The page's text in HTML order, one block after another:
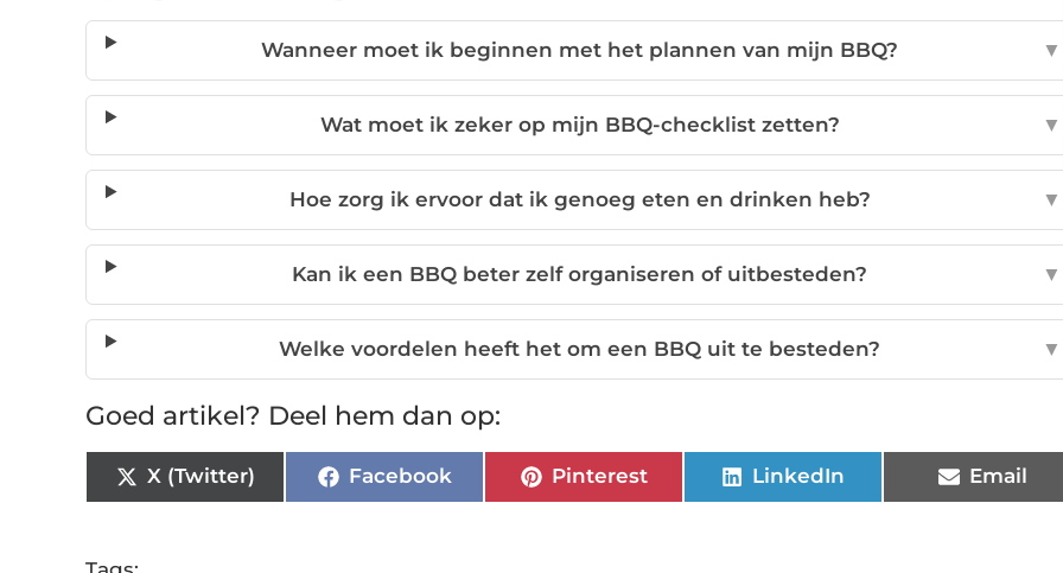
Wanneer moet ik beginnen met het plannen van mijn BBQ? ▼
Wat moet ik zeker op mijn BBQ-checklist zetten? ▼
Hoe zorg ik ervoor dat ik genoeg eten en drinken heb? ▼
Kan ik een BBQ beter zelf organiseren of uitbesteden? ▼
Welke voordelen heeft het om een BBQ uit te besteden? ▼
Goed artikel? Deel hem dan op:
X (Twitter) Facebook Pinterest LinkedIn Email